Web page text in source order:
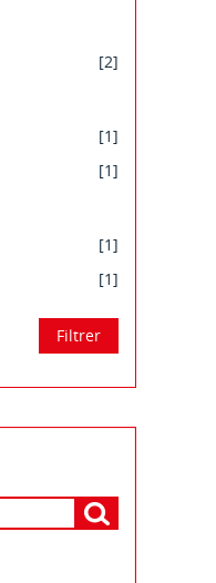
[2]
[1]
[1]
[1]
[1]